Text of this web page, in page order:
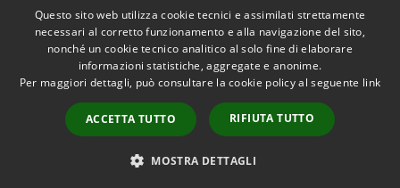
RSS
Accessibilità
Copyright © 2026 • Comune di
Municipium•
Accesso
redazione
Questo sito web utilizza cookie tecnici e assimilati strettamente
necessari al corretto funzionamento e alla navigazione del sito,
nonché un cookie tecnico analitico al solo fine di elaborare
informazioni statistiche, aggregate e anonime.
Per maggiori dettagli, può consultare la cookie policy al seguente link
ACCETTA TUTTO RIFIUTA TUTTO
MOSTRA DETTAGLI